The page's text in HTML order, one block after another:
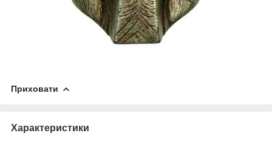
Приховати
Характеристики